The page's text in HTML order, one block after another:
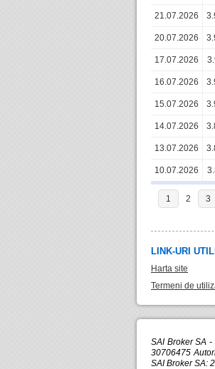
21.07.2026
20.07.2026
17.07.2026
16.07.2026
15.07.2026
14.07.2026
13.07.2026
10.07.2026
1 2 3
LINK-URI
Harta site
Termeni de
SAI Broker SA
30706475
SAI Broker SA: